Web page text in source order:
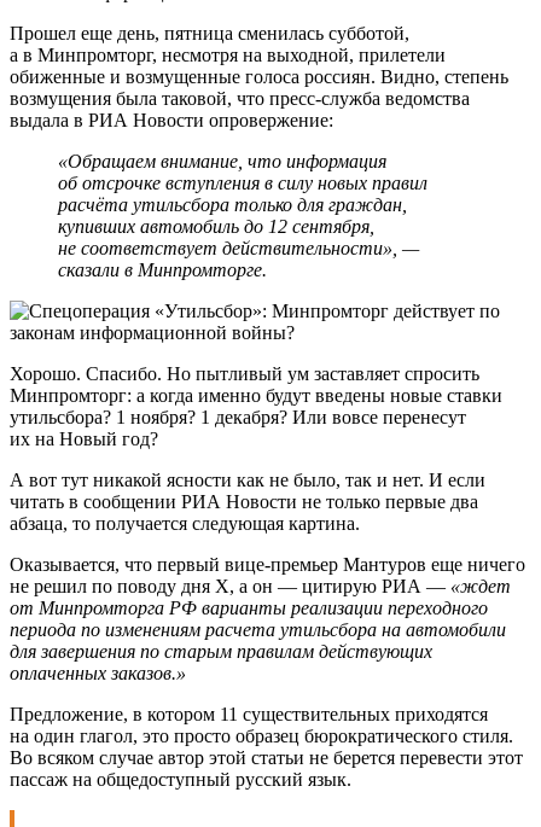
Прошел еще день, пятница сменилась субботой,
а в Минпромторг, несмотря на выходной, прилетели
обиженные и возмущенные голоса россиян. Видно, степень
возмущения была таковой, что пресс-служба ведомства
выдала в РИА Новости опровержение:
«Обращаем внимание, что информация
об отсрочке вступления в силу новых правил
расчёта утильсбора только для граждан,
купивших автомобиль до 12 сентября,
не соответствует действительности», —
сказали в Минпромторге.
Хорошо. Спасибо. Но пытливый ум заставляет спросить
Минпромторг: а когда именно будут введены новые ставки
утильсбора? 1 ноября? 1 декабря? Или вовсе перенесут
их на Новый год?
А вот тут никакой ясности как не было, так и нет. И если
читать в сообщении РИА Новости не только первые два
абзаца, то получается следующая картина.
Оказывается, что первый вице-премьер Мантуров еще ничего
не решил по поводу дня Х, а он — цитирую РИА — «ждет
от Минпромторга РФ варианты реализации переходного
периода по изменениям расчета утильсбора на автомобили
для завершения по старым правилам действующих
оплаченных заказов.»
Предложение, в котором 11 существительных приходятся
на один глагол, это просто образец бюрократического стиля.
Во всяком случае автор этой статьи не берется перевести этот
пассаж на общедоступный русский язык.